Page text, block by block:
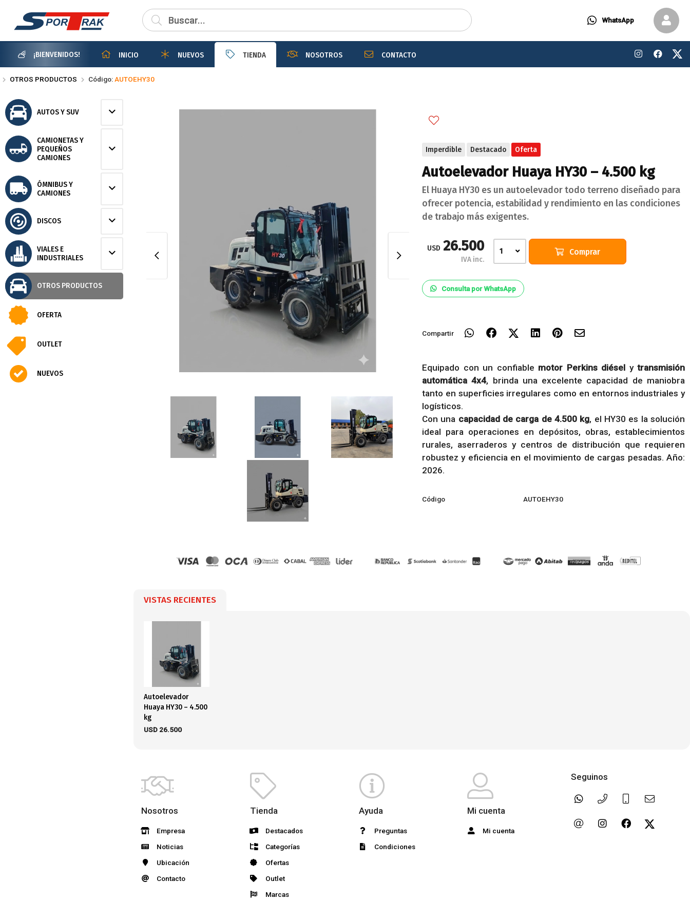
Compartir por email
WhatsApp
¡BIENVENIDOS! INICIO NUEVOS TIENDA NOSOTROS CONTACTO
OTROS PRODUCTOS Código: AUTOEHY30
AUTOS Y SUV
CAMIONETAS Y
PEQUEÑOS
CAMIONES
ÓMNIBUS Y
CAMIONES
DISCOS
VIALES E
INDUSTRIALES
OTROS PRODUCTOS
OFERTA
OUTLET
NUEVOS
Imperdible Destacado Oferta
Autoelevador Huaya HY30 – 4.500 kg
El Huaya HY30 es un autoelevador todo terreno diseñado para
ofrecer potencia, estabilidad y rendimiento en las condiciones
de trabajo más exigentes.
USD 26.500
IVA inc.
1 Comprar
Consulta por WhatsApp
Compartir
Equipado con un confiable motor Perkins diésel y transmisión
automática 4x4, brinda una excelente capacidad de maniobra
tanto en superficies irregulares como en entornos industriales y
logísticos.
Con una capacidad de carga de 4.500 kg, el HY30 es la solución
ideal para operaciones en depósitos, obras, establecimientos
rurales, aserraderos y centros de distribución que requieren
robustez y eficiencia en el movimiento de cargas pesadas. Año:
2026.
Código AUTOEHY30
VISTAS RECIENTES
Autoelevador
Huaya HY30 – 4.500
kg
USD 26.500
Nosotros
Empresa
Noticias
Ubicación
Contacto
Tienda
Destacados
Categorías
Ofertas
Outlet
Marcas
Ayuda
Preguntas
Condiciones
Mi cuenta
Mi cuenta
Seguinos